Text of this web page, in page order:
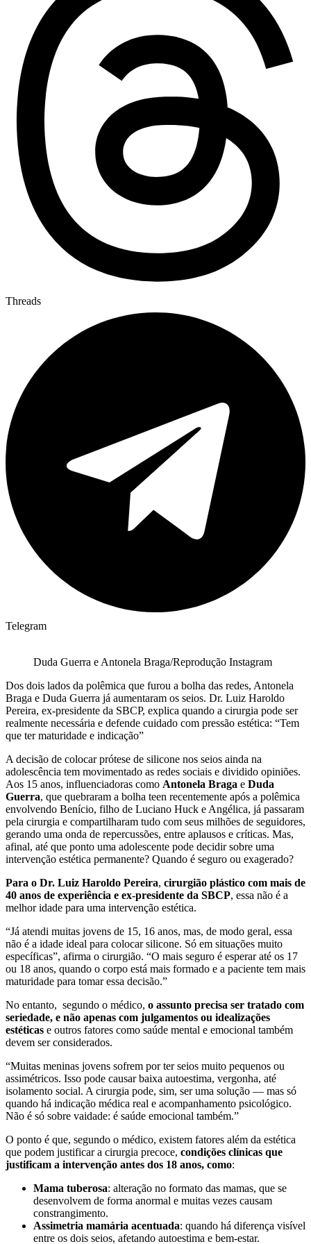
Threads
Telegram
Duda Guerra e Antonela Braga/Reprodução Instagram
Dos dois lados da polêmica que furou a bolha das redes, Antonela
Braga e Duda Guerra já aumentaram os seios. Dr. Luiz Haroldo
Pereira, ex-presidente da SBCP, explica quando a cirurgia pode ser
realmente necessária e defende cuidado com pressão estética: “Tem
que ter maturidade e indicação”
A decisão de colocar prótese de silicone nos seios ainda na
adolescência tem movimentado as redes sociais e dividido opiniões.
Aos 15 anos, influenciadoras como Antonela Braga e Duda
Guerra, que quebraram a bolha teen recentemente após a polêmica
envolvendo Benício, filho de Luciano Huck e Angélica, já passaram
pela cirurgia e compartilharam tudo com seus milhões de seguidores,
gerando uma onda de repercussões, entre aplausos e críticas. Mas,
afinal, até que ponto uma adolescente pode decidir sobre uma
intervenção estética permanente? Quando é seguro ou exagerado?
Para o Dr. Luiz Haroldo Pereira, cirurgião plástico com mais de
40 anos de experiência e ex-presidente da SBCP, essa não é a
melhor idade para uma intervenção estética.
“Já atendi muitas jovens de 15, 16 anos, mas, de modo geral, essa
não é a idade ideal para colocar silicone. Só em situações muito
específicas”, afirma o cirurgião. “O mais seguro é esperar até os 17
ou 18 anos, quando o corpo está mais formado e a paciente tem mais
maturidade para tomar essa decisão.”
No entanto, segundo o médico, o assunto precisa ser tratado com
seriedade, e não apenas com julgamentos ou idealizações
estéticas e outros fatores como saúde mental e emocional também
devem ser considerados.
“Muitas meninas jovens sofrem por ter seios muito pequenos ou
assimétricos. Isso pode causar baixa autoestima, vergonha, até
isolamento social. A cirurgia pode, sim, ser uma solução — mas só
quando há indicação médica real e acompanhamento psicológico.
Não é só sobre vaidade: é saúde emocional também.”
O ponto é que, segundo o médico, existem fatores além da estética
que podem justificar a cirurgia precoce, condições clínicas que
justificam a intervenção antes dos 18 anos, como:
Mama tuberosa: alteração no formato das mamas, que se
desenvolvem de forma anormal e muitas vezes causam
constrangimento.
Assimetria mamária acentuada: quando há diferença visível
entre os dois seios, afetando autoestima e bem-estar.